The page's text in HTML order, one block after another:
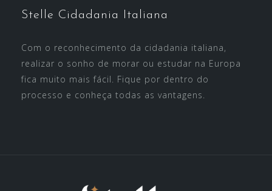
Stelle Cidadania Italiana
Com o reconhecimento da cidadania italiana,
realizar o sonho de morar ou estudar na Europa
fica muito mais fácil. Fique por dentro do
processo e conheça todas as vantagens.